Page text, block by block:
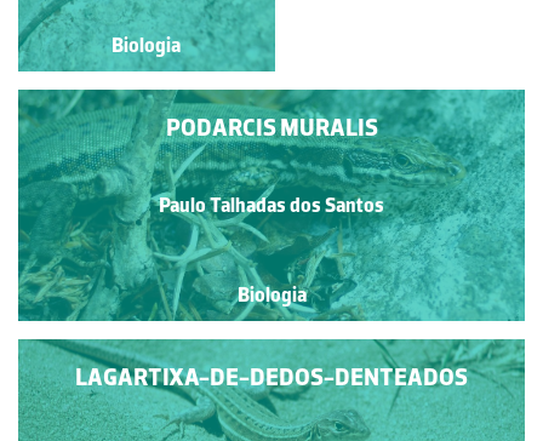
Biologia
Biologia
PODARCIS MURALIS
Paulo Talhadas dos Santos
Biologia
LAGARTIXA-DE-DEDOS-DENTEADOS